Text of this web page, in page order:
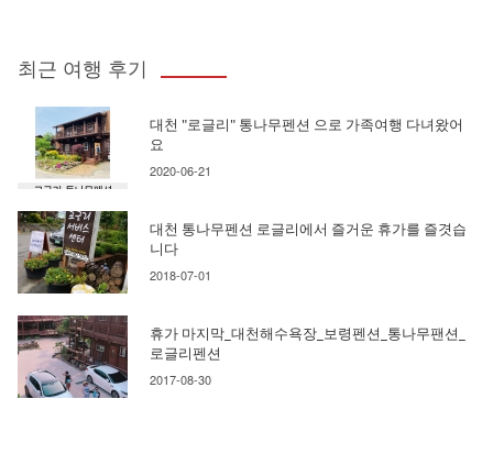
최근 여행 후기
대천 "로글리" 통나무펜션 으로 가족여행 다녀왔어
요
2020-06-21
대천 통나무펜션 로글리에서 즐거운 휴가를 즐겻습
니다
2018-07-01
휴가 마지막_대천해수욕장_보령펜션_통나무팬션_
로글리펜션
2017-08-30